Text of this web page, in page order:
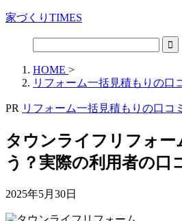
家づくりTIMES
HOME >
リフォーム一括見積もりの口
PR リフォーム一括見積もりの口コミ
タウンライフリフォー
う？実際の利用者の口
2025年5月30日